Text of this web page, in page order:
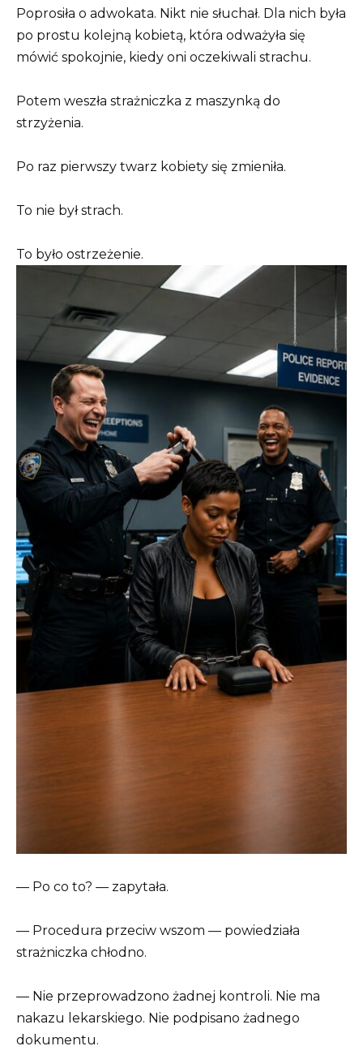
Poprosiła o adwokata. Nikt nie słuchał. Dla nich była
po prostu kolejną kobietą, która odważyła się
mówić spokojnie, kiedy oni oczekiwali strachu.
Potem weszła strażniczka z maszynką do
strzyżenia.
Po raz pierwszy twarz kobiety się zmieniła.
To nie był strach.
To było ostrzeżenie.
— Po co to? — zapytała.
— Procedura przeciw wszom — powiedziała
strażniczka chłodno.
— Nie przeprowadzono żadnej kontroli. Nie ma
nakazu lekarskiego. Nie podpisano żadnego
dokumentu.